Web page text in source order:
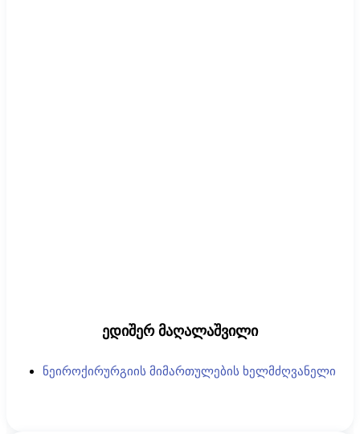
ედიშერ მაღალაშვილი
ნეიროქირურგიის მიმართულების ხელმძღვანელი